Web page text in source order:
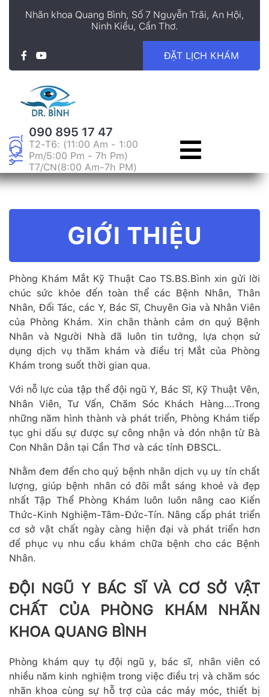
Nhãn khoa Quang Bình, Số 7 Nguyễn Trãi, An Hội,
Ninh Kiều, Cần Thơ.
ĐẶT LỊCH KHÁM
090 895 17 47
T2-T6: (11:00 Am - 1:00
Pm/5:00 Pm - 7h Pm)
T7/CN(8:00 Am-7h PM)
GIỚI THIỆU
Phòng Khám Mắt Kỹ Thuật Cao TS.BS.Bình xin gửi lời
chúc sức khỏe đến toàn thể các Bệnh Nhân, Thân
Nhân, Đối Tác, các Y, Bác Sĩ, Chuyên Gia và Nhân Viên
của Phòng Khám. Xin chân thành cảm ơn quý Bệnh
Nhân và Người Nhà đã luôn tin tưởng, lựa chọn sử
dụng dịch vụ thăm khám và điều trị Mắt của Phòng
Khám trong suốt thời gian qua.
Với nỗ lực của tập thể đội ngũ Y, Bác Sĩ, Kỹ Thuật Vên,
Nhân Viên, Tư Vấn, Chăm Sóc Khách Hàng….Trong
những năm hình thành và phát triển, Phòng Khám tiếp
tục ghi dấu sự được sự công nhận và đón nhận từ Bà
Con Nhân Dân tại Cần Thơ và các tỉnh ĐBSCL.
Nhằm đem đến cho quý bệnh nhân dịch vụ uy tín chất
lượng, giúp bệnh nhân có đôi mắt sáng khoẻ và đẹp
nhất Tập Thể Phòng Khám luôn luôn nâng cao Kiến
Thức-Kinh Nghiệm-Tâm-Đức-Tín. Nâng cấp phát triển
cơ sở vật chất ngày càng hiện đại và phát triển hơn
để phục vụ nhu cầu khám chữa bệnh cho các Bệnh
Nhân.
ĐỘI NGŨ Y BÁC SĨ VÀ CƠ SỞ VẬT
CHẤT CỦA PHÒNG KHÁM NHÃN
KHOA QUANG BÌNH
Phòng khám quy tụ đội ngũ y, bác sĩ, nhân viên có
nhiều năm kinh nghiệm trong việc điều trị và chăm sóc
nhãn khoa cùng sự hỗ trợ của các máy móc, thiết bị